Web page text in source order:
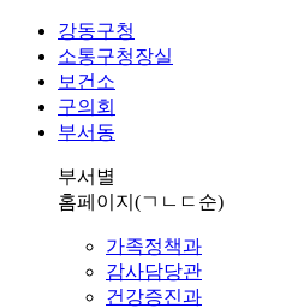
강동구청
소통구청장실
보건소
구의회
부서동
부서별
홈페이지 (ㄱㄴㄷ순)
가족정책과
감사담당관
건강증진과